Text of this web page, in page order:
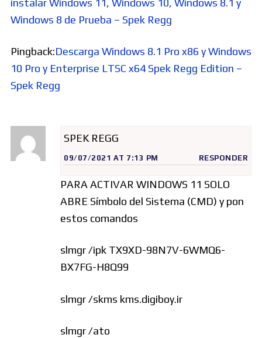
Windows 8 de Prueba – Spek Regg
Pingback:Descarga Windows 8.1 Pro x86 y Windows
10 Pro y Enterprise LTSC x64 Spek Regg Edition –
Spek Regg
SPEK REGG
09/07/2021 AT 7:13 PM RESPONDER
PARA ACTIVAR WINDOWS 11 SOLO
ABRE Símbolo del Sistema (CMD) y pon
estos comandos
slmgr /ipk TX9XD-98N7V-6WMQ6-
BX7FG-H8Q99
slmgr /skms kms.digiboy.ir
slmgr /ato